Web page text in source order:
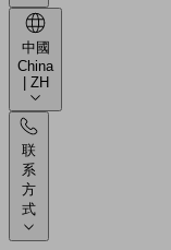
中國
China
| ZH
联
系
方
式